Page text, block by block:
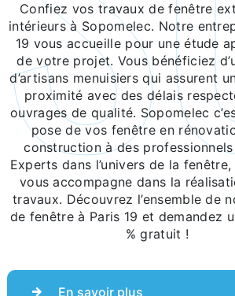
Confiez vos travaux de fenêtre extérieurs et
intérieurs à Sopomelec. Notre
19 vous accueille pour une étude
de votre projet. Vous bénéficiez
d’artisans menuisiers qui assurent
proximité avec des délais
ouvrages de qualité. Sopomelec
pose de vos fenêtre en
construction à des
Experts dans l’univers de la
vous accompagne dans la
travaux. Découvrez l’ensemble de
de fenêtre à Paris 19 et demandez
% gratuit !
En savoir plus